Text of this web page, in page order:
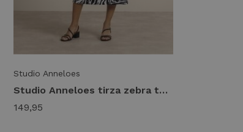
Studio Anneloes
Studio Anneloes tirza zebra tape dress 14436 Jurk 9017 black/ecru
149,95